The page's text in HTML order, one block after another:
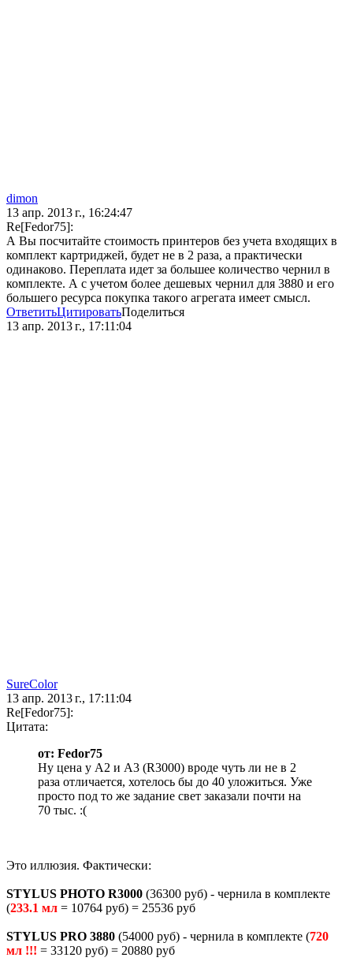
dimon
13 апр. 2013 г., 16:24:47
Re[Fedor75]:
А Вы посчитайте стоимость принтеров без учета входящих в
комплект картриджей, будет не в 2 раза, а практически
одинаково. Переплата идет за большее количество чернил в
комплекте. А с учетом более дешевых чернил для 3880 и его
большего ресурса покупка такого агрегата имеет смысл.
ОтветитьЦитироватьПоделиться
13 апр. 2013 г., 17:11:04
SureColor
13 апр. 2013 г., 17:11:04
Re[Fedor75]:
Цитата:
от: Fedor75
Ну цена у А2 и А3 (R3000) вроде чуть ли не в 2
раза отличается, хотелось бы до 40 уложиться. Уже
просто под то же задание свет заказали почти на
70 тыс. :(
Это иллюзия. Фактически:
STYLUS PHOTO R3000 (36300 руб) - чернила в комплекте
(233.1 мл = 10764 руб) = 25536 руб
STYLUS PRO 3880 (54000 руб) - чернила в комплекте (720
мл !!! = 33120 руб) = 20880 руб